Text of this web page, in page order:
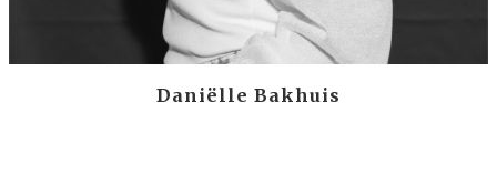
Daniëlle Bakhuis